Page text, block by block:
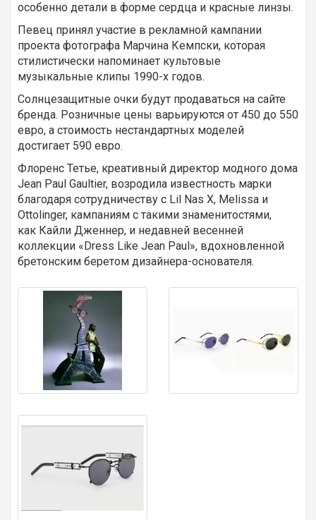
особенно детали в форме сердца и красные линзы.
Певец принял участие в рекламной кампании
проекта фотографа Марчина Кемпски, которая
стилистически напоминает культовые
музыкальные клипы 1990-х годов.
Солнцезащитные очки будут продаваться на сайте
бренда. Розничные цены варьируются от 450 до 550
евро, а стоимость нестандартных моделей
достигает 590 евро.
Флоренс Тетье, креативный директор модного дома
Jean Paul Gaultier, возродила известность марки
благодаря сотрудничеству с Lil Nas X, Melissa и
Ottolinger, кампаниям с такими знаменитостями,
как Кайли Дженнер, и недавней весенней
коллекции «Dress Like Jean Paul», вдохновленной
бретонским беретом дизайнера-основателя.